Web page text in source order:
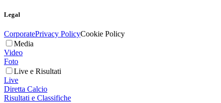
Legal
CorporatePrivacy PolicyCookie Policy
Media
Video
Foto
Live e Risultati
Live
Diretta Calcio
Risultati e Classifiche